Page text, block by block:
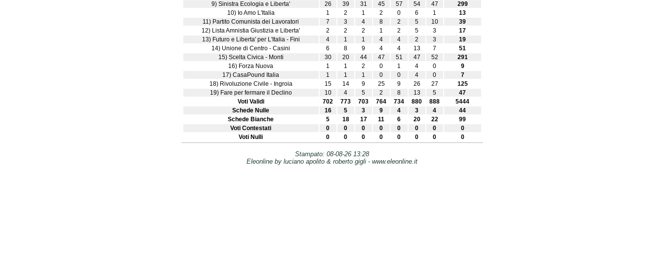
9) Sinistra Ecologia e Liberta'
26 39 31 45 57 54 47
299
10) Io Amo L'Italia
1 2 1 2 0 6 1
13
11) Partito Comunista dei Lavoratori
7 3 4 8 2 5 10
39
12) Lista Amnistia Giustizia e Liberta'
2 2 2 1 2 5 3
17
13) Futuro e Liberta' per L'Italia - Fini
4 1 1 4 4 2 3
19
14) Unione di Centro - Casini
6 8 9 4 4 13 7
51
15) Scelta Civica - Monti
30 20 44 47 51 47 52
291
16) Forza Nuova
1 1 2 0 1 4 0
9
17) CasaPound Italia
1 1 1 0 0 4 0
7
18) Rivoluzione Civile - Ingroia
15 14 9 25 9 26 27
125
19) Fare per fermare il Declino
10 4 5 2 8 13 5
47
Voti Validi
702 773 703 764 734 880 888
5444
Schede Nulle
16 5 3 9 4 3 4
44
Schede Bianche
5 18 17 11 6 20 22
99
Voti Contestati
0 0 0 0 0 0 0
0
Voti Nulli
0 0 0 0 0 0 0 0
Stampato: 08-08-26 13:28
Eleonline by luciano apolito & roberto gigli - www.eleonline.it